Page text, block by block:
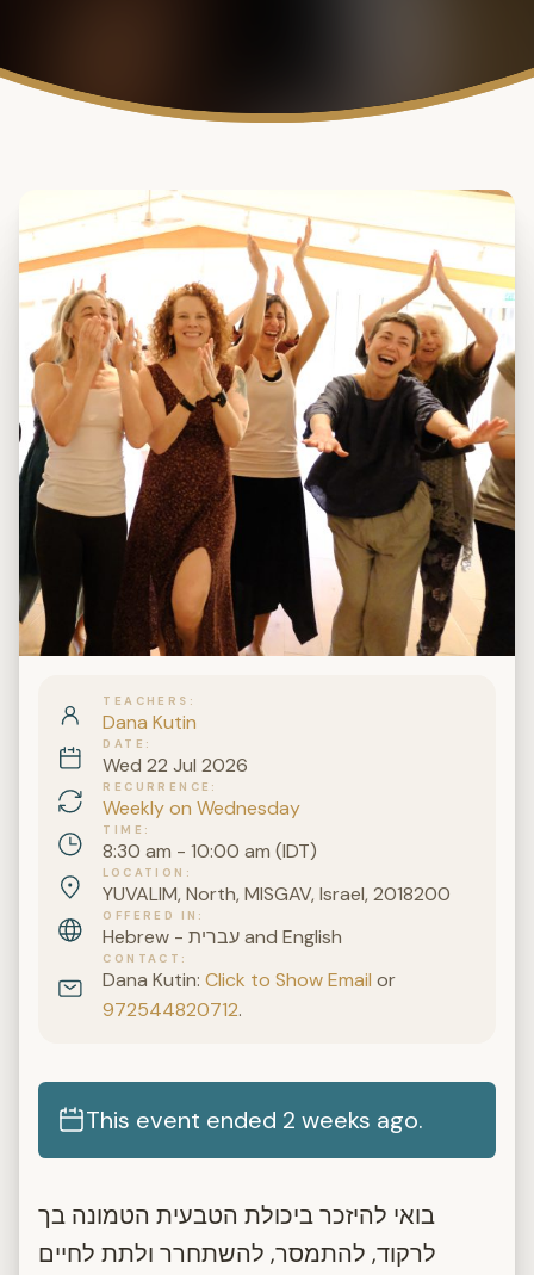
TEACHERS
Dana Kutin
DATE
Wed 22 Jul 2026
RECURRENCE
Weekly on Wednesday
TIME
8:30 am - 10:00 am (IDT)
LOCATION
YUVALIM, North, MISGAV, Israel, 2018200
OFFERED IN
Hebrew - עברית and English
CONTACT
Dana Kutin:Click to Show Email or
972544820712.
This event ended 2 weeks ago.
בואי להיזכר ביכולת הטבעית הטמונה בך
לרקוד, להתמסר, להשתחרר ולתת לחיים